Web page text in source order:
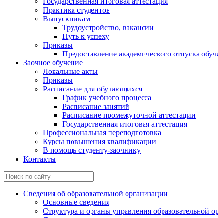
Практика студентов
Выпускникам
Трудоустройство, вакансии
Путь к успеху
Приказы
Предоставление академического отпуска
Заочное обучение
Локальные акты
Приказы
Расписание для обучающихся
График учебного процесса
Расписание занятий
Расписание промежуточной аттестации
Государственная итоговая аттестация
Профессиональная переподготовка
Курсы повышения квалификации
В помощь студенту-заочнику
Контакты
Сведения об образовательной организации
Основные сведения
Структура и органы управления образовательной